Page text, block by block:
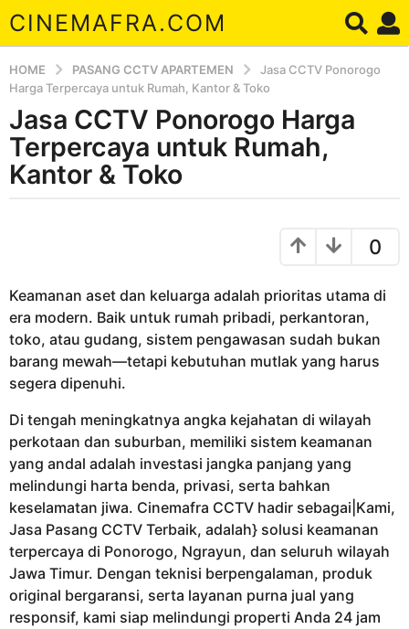
CINEMAFRA.COM
HOME PASANG CCTV APARTEMEN
Jasa CCTV Ponorogo
Harga Terpercaya untuk Rumah, Kantor & Toko
b
u
l
o
8
b
u
l
n
a
g
o
Jasa CCTV Ponorogo Harga
Terpercaya untuk Rumah,
Kantor & Toko
d
a
0
Keamanan aset dan keluarga adalah prioritas utama di
era modern. Baik untuk rumah pribadi, perkantoran,
toko, atau gudang, sistem pengawasan sudah bukan
barang mewah—tetapi kebutuhan mutlak yang harus
segera dipenuhi.
Di tengah meningkatnya angka kejahatan di wilayah
perkotaan dan suburban, memiliki sistem keamanan
yang andal adalah investasi jangka panjang yang
melindungi harta benda, privasi, serta bahkan
keselamatan jiwa. Cinemafra CCTV hadir sebagai|Kami,
Jasa Pasang CCTV Terbaik, adalah} solusi keamanan
terpercaya di Ponorogo, Ngrayun, dan seluruh wilayah
Jawa Timur. Dengan teknisi berpengalaman, produk
original bergaransi, serta layanan purna jual yang
responsif, kami siap melindungi properti Anda 24 jam